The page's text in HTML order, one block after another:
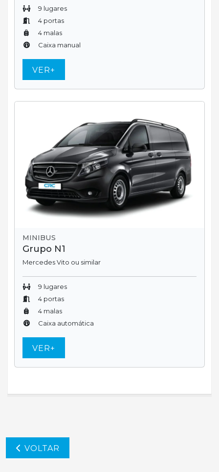
9 lugares
4 portas
4 malas
Caixa manual
VER+
MINIBUS
Grupo N1
Mercedes Vito ou similar
9 lugares
4 portas
4 malas
Caixa automática
VER+
VOLTAR